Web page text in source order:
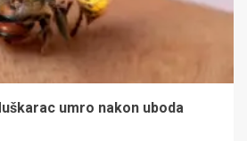
umro nakon uboda